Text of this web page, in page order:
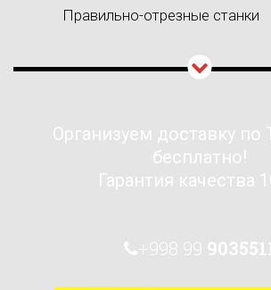
Правильно-отрезные станки
Организуем доставку по
бесплатно!
Гарантия качества
+998 99